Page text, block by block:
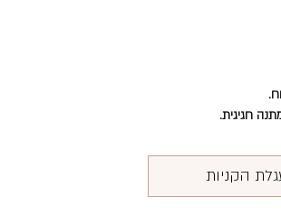
חגיגית.
הקניות